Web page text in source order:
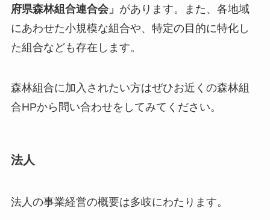
府県森林組合連合会」 があります。また、各地域
にあわせた小規模な組合や、特定の目的に特化し
た組合なども存在します。
森林組合に加入されたい方はぜひお近くの森林組
合HPから問い合わせをしてみてください。
法人
法人の事業経営の概要は多岐にわたります。